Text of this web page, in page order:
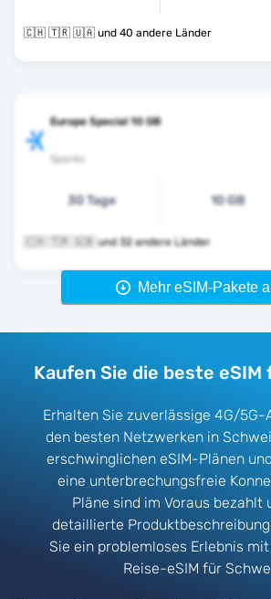
🇨🇭 🇹🇷 🇺🇦 und 40 andere Länder
Europe Special 10 GB
Sparks
30 Tage 10 GB
🇨🇭 🇹🇷 🇬🇧 und 32 andere Länder
Mehr eSIM-Pakete
Kaufen Sie die beste eSIM
Erhalten Sie zuverlässige 4G/5G-
den besten Netzwerken in
erschwinglichen eSIM-Plänen
eine unterbrechungsfreie
Pläne sind im Voraus bezahlt
detaillierte
Sie ein problemloses Erlebnis
Reise-eSIM für